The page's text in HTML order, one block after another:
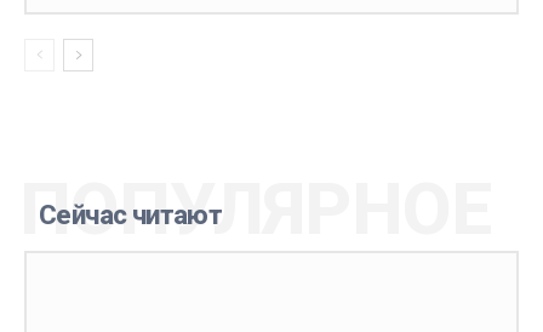
Сейчас читают
ПОПУЛЯРНОЕ